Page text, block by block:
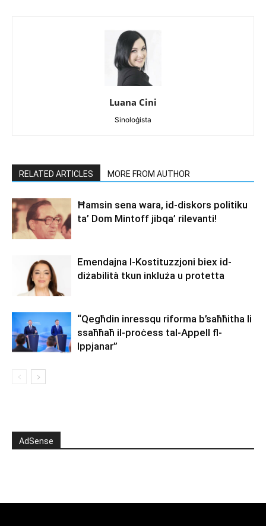
Luana Cini
Sinoloġista
RELATED ARTICLES MORE FROM AUTHOR
Ħamsin sena wara, id-diskors politiku
ta’ Dom Mintoff jibqa’ rilevanti!
Emendajna l-Kostituzzjoni biex id-
diżabilità tkun inkluża u protetta
“Qegħdin inressqu riforma b’saħħitha li
ssaħħaħ il-proċess tal-Appell fl-
Ippjanar”
AdSense